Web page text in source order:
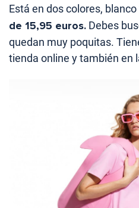
Está en dos colores, blanco
de 15,95 euros. Debes
quedan muy poquitas.
tienda online y también en